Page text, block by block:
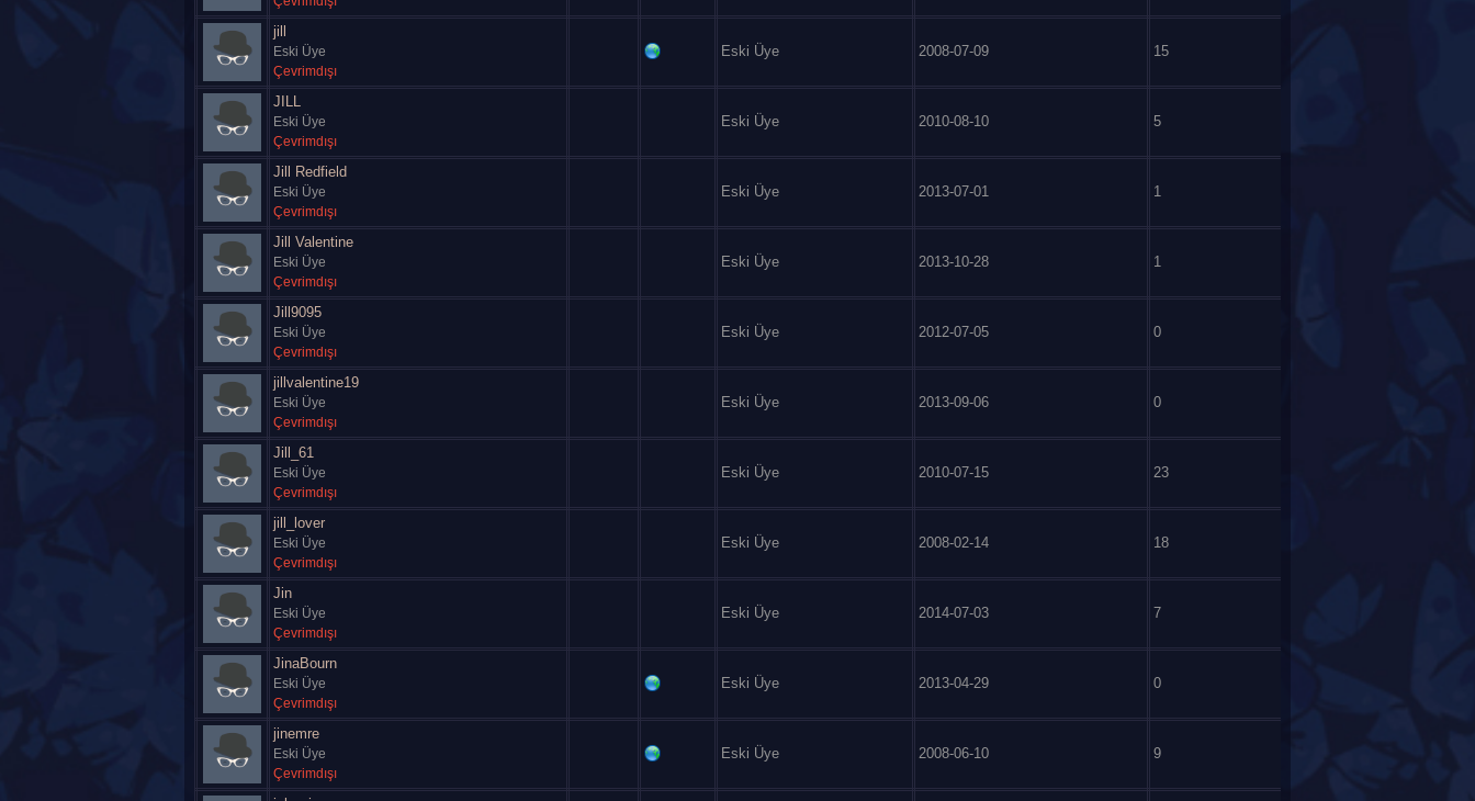
jill
Eski Üye
Çevrimdışı
Eski Üye 2008-07-09 15
JILL
Eski Üye
Çevrimdışı
Eski Üye 2010-08-10 5
Jill Redfield
Eski Üye
Çevrimdışı
Eski Üye 2013-07-01 1
Jill Valentine
Eski Üye
Çevrimdışı
Eski Üye 2013-10-28 1
Jill9095
Eski Üye
Çevrimdışı
Eski Üye 2012-07-05 0
jillvalentine19
Eski Üye
Çevrimdışı
Eski Üye 2013-09-06 0
Jill_61
Eski Üye
Çevrimdışı
Eski Üye 2010-07-15 23
jill_lover
Eski Üye
Çevrimdışı
Eski Üye 2008-02-14 18
Jin
Eski Üye
Çevrimdışı
Eski Üye 2014-07-03 7
JinaBourn
Eski Üye
Çevrimdışı
Eski Üye 2013-04-29 0
jinemre
Eski Üye
Çevrimdışı
Eski Üye 2008-06-10 9